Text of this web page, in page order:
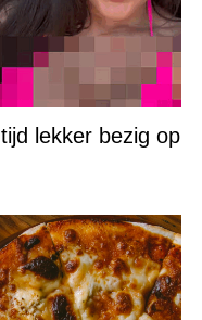
lekker bezig op